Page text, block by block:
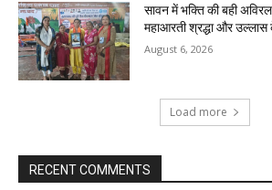
सावन में भक्ति की बही अविरल
महाआरती श्रद्धा और
August 6, 2026
Load more
RECENT COMMENTS